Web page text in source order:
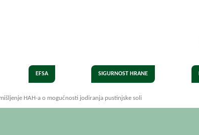
EFSA SIGURNOST HRANE
HAH-a o mogućnosti jodiranja pustinjske soli